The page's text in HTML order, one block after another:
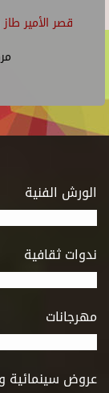
قصر الأمير
الورش الفنية
ندوات ثقافية
مهرجانات
عروض سينمائية